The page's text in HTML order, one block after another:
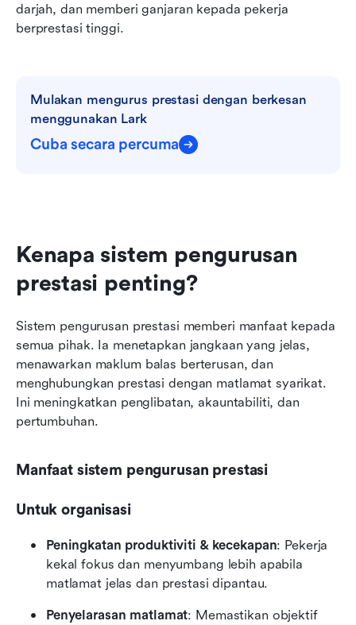
darjah, dan memberi ganjaran kepada pekerja
berprestasi tinggi.
Mulakan mengurus prestasi dengan berkesan
menggunakan Lark
Cuba secara percuma
Kenapa sistem pengurusan
prestasi penting?
Sistem pengurusan prestasi memberi manfaat kepada
semua pihak. Ia menetapkan jangkaan yang jelas,
menawarkan maklum balas berterusan, dan
menghubungkan prestasi dengan matlamat syarikat.
Ini meningkatkan penglibatan, akauntabiliti, dan
pertumbuhan.
Manfaat sistem pengurusan prestasi
Untuk organisasi
Peningkatan produktiviti & kecekapan: Pekerja
kekal fokus dan menyumbang lebih apabila
matlamat jelas dan prestasi dipantau.
Penyelarasan matlamat: Memastikan objektif